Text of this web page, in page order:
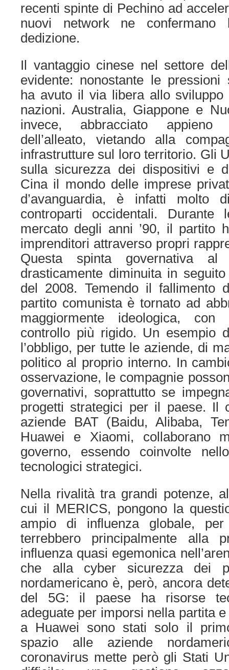
recenti spinte di Pechino ad
nuovi network ne
dedizione.
Il vantaggio cinese nel settore
evidente: nonostante le pressioni
ha avuto il via libera allo
nazioni. Australia, Giappone e
invece, abbracciato appieno
dell’alleato, vietando alla
infrastrutture sul loro territorio. Gli
sulla sicurezza dei dispositivi e
Cina il mondo delle imprese
d’avanguardia, è infatti molto
controparti occidentali.
mercato degli anni ’90, il partito
imprenditori attraverso propri
Questa spinta governativa
drasticamente diminuita in
del 2008. Temendo il fallimento
partito comunista è tornato ad
maggiormente ideologica,
controllo più rigido. Un esempio
l’obbligo, per tutte le aziende, di
politico al proprio interno. In
osservazione, le compagnie
governativi, soprattutto se
progetti strategici per il paese. Il
aziende BAT (Baidu, Alibaba,
Huawei e Xiaomi, collaborano
governo, essendo coinvolte
tecnologici strategici.
Nella rivalità tra grandi potenze,
cui il MERICS, pongono la
ampio di influenza globale,
terrebbero principalmente alla
influenza quasi egemonica
che alla cyber sicurezza dei
nordamericano è, però, ancora
del 5G: il paese ha risorse
adeguate per imporsi nella partita
a Huawei sono stati solo il
spazio alle aziende
coronavirus mette però gli Stati